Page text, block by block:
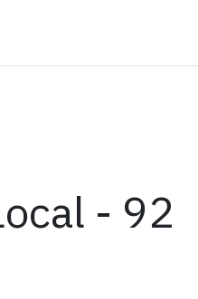
- 92